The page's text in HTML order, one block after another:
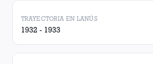
TRAYECTORIA EN LANÚS
1932 - 1933